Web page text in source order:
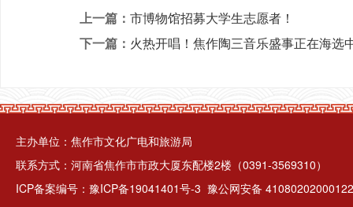
上一篇： 市博物馆招募大学生志愿者！
下一篇： 火热开唱！焦作陶三音乐盛事正在海选
主办单位：焦作市文化广电和旅游局
联系方式：河南省焦作市市政大厦东配楼2楼（0391-3569310）
ICP备案编号： 豫ICP备19041401号-3 豫公网安备